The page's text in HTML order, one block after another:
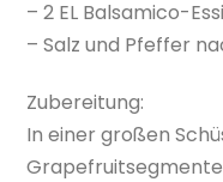
– 2 EL Balsamico-
– Salz und Pfeffer
Zubereitung:
In einer großen